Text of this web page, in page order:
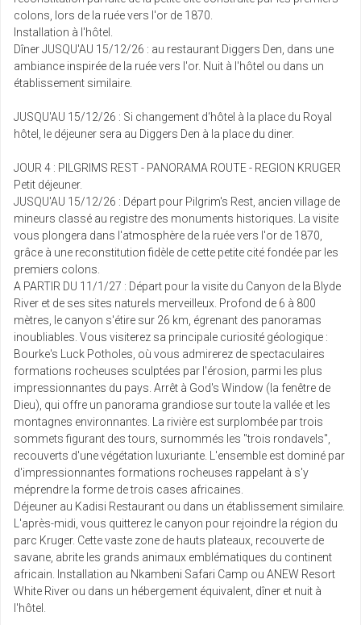
colons, lors de la ruée vers l'or de 1870.
Installation à l'hôtel.
Dîner JUSQU'AU 15/12/26 : au restaurant Diggers Den, dans une
ambiance inspirée de la ruée vers l'or. Nuit à l'hôtel ou dans un
établissement similaire.
JUSQU'AU 15/12/26 : Si changement d‘hôtel à la place du Royal
hôtel, le déjeuner sera au Diggers Den à la place du diner.
JOUR 4 : PILGRIMS REST - PANORAMA ROUTE - REGION KRUGER
Petit déjeuner.
JUSQU'AU 15/12/26 : Départ pour Pilgrim's Rest, ancien village de
mineurs classé au registre des monuments historiques. La visite
vous plongera dans l'atmosphère de la ruée vers l'or de 1870,
grâce à une reconstitution fidèle de cette petite cité fondée par les
premiers colons.
A PARTIR DU 11/1/27 : Départ pour la visite du Canyon de la Blyde
River et de ses sites naturels merveilleux. Profond de 6 à 800
mètres, le canyon s'étire sur 26 km, égrenant des panoramas
inoubliables. Vous visiterez sa principale curiosité géologique :
Bourke's Luck Potholes, où vous admirerez de spectaculaires
formations rocheuses sculptées par l'érosion, parmi les plus
impressionnantes du pays. Arrêt à God's Window (la fenêtre de
Dieu), qui offre un panorama grandiose sur toute la vallée et les
montagnes environnantes. La rivière est surplombée par trois
sommets figurant des tours, surnommés les "trois rondavels",
recouverts d'une végétation luxuriante. L'ensemble est dominé par
d'impressionnantes formations rocheuses rappelant à s'y
méprendre la forme de trois cases africaines.
Déjeuner au Kadisi Restaurant ou dans un établissement similaire.
L'après-midi, vous quitterez le canyon pour rejoindre la région du
parc Kruger. Cette vaste zone de hauts plateaux, recouverte de
savane, abrite les grands animaux emblématiques du continent
africain. Installation au Nkambeni Safari Camp ou ANEW Resort
White River ou dans un hébergement équivalent, dîner et nuit à
l'hôtel.